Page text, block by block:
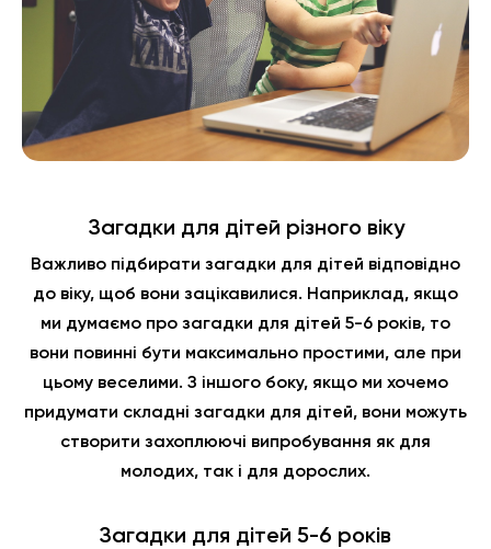
Загадки для дітей різного віку
Важливо підбирати загадки для дітей відповідно
до віку, щоб вони зацікавилися. Наприклад, якщо
ми думаємо про загадки для дітей 5-6 років, то
вони повинні бути максимально простими, але при
цьому веселими. З іншого боку, якщо ми хочемо
придумати складні загадки для дітей, вони можуть
створити захоплюючі випробування як для
молодих, так і для дорослих.
Загадки для дітей 5-6 років